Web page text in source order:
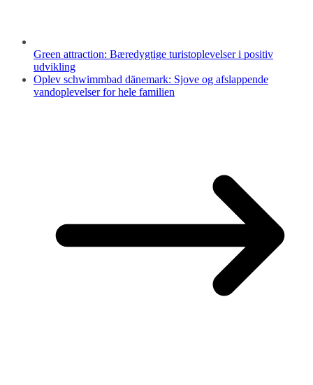
Green attraction: Bæredygtige turistoplevelser i positiv
udvikling
Oplev schwimmbad dänemark: Sjove og afslappende
vandoplevelser for hele familien